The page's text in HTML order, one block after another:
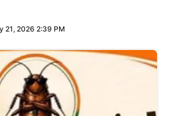
21, 2026 2:39 PM